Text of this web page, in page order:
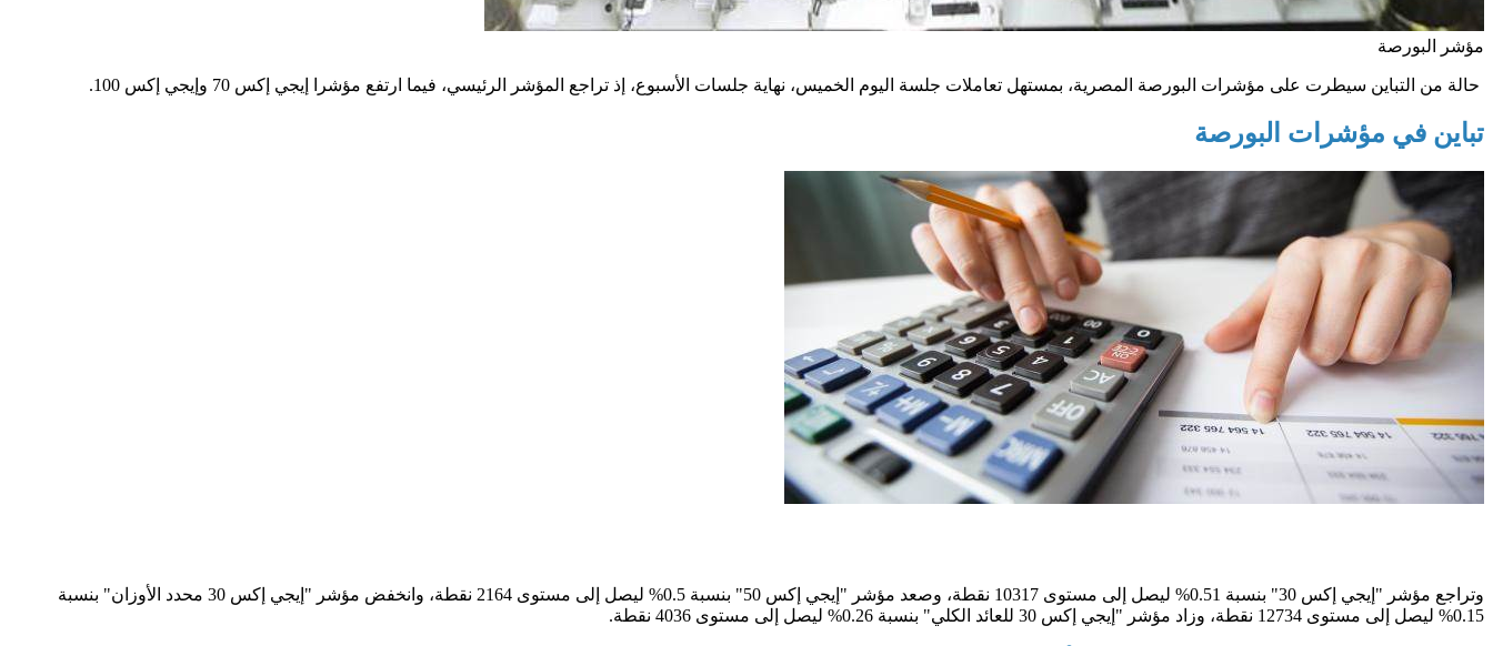
مؤشر البورصة
حالة من التباين سيطرت على مؤشرات البورصة المصرية، بمستهل تعاملات جلسة اليوم الخميس، نهاية جلسات الأسبوع، إذ تراجع المؤشر الرئيسي، فيما ارتفع مؤشرا إيجي إكس 70 وإيجي إكس 100.
تباين في مؤشرات البورصة
وتراجع مؤشر "إيجي إكس 30" بنسبة 0.51% ليصل إلى مستوى 10317 نقطة، وصعد مؤشر "إيجي إكس 50" بنسبة 0.5% ليصل إلى مستوى 2164 نقطة، وانخفض مؤشر "إيجي إكس 30 محدد الأوزان" بنسبة
0.15% ليصل إلى مستوى 12734 نقطة، وزاد مؤشر "إيجي إكس 30 للعائد الكلي" بنسبة 0.26% ليصل إلى مستوى 4036 نقطة.